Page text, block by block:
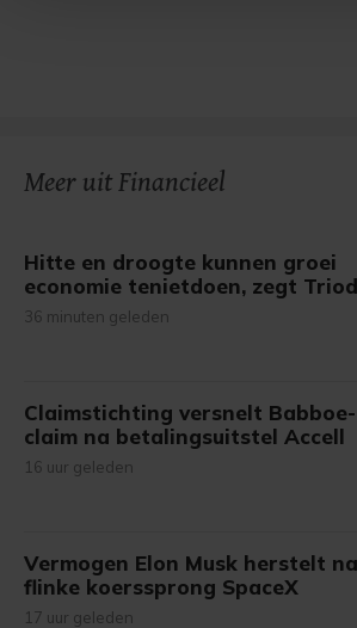
Meer uit Financieel
Hitte en droogte kunnen groei
economie tenietdoen, zegt
36 minuten geleden
Claimstichting versnelt Babboe-
claim na betalingsuitstel Accell
16 uur geleden
Vermogen Elon Musk herstelt na
flinke koerssprong SpaceX
17 uur geleden